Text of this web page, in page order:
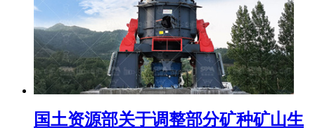
国土资源部关于调整部分矿种矿山生